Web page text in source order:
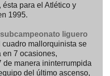
para el Atlético y
1995.
liguero
cuadro mallorquinista se
en 7 ocasiones,
manera ininterrumpida
del último ascenso,